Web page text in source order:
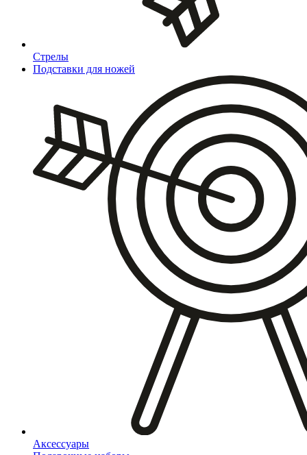
Стрелы
Подставки для ножей
Аксессуары